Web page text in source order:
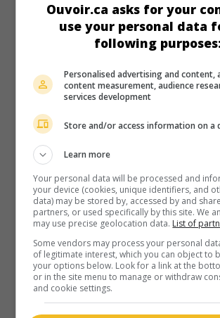
au cinéma sur mes
Georgina Campbell,Jonathan Whitesell,
Dans le sud de la France, l'existence
femme fascinée par le meurtre et
Durée:
110 min.
au cinéma sur mes
Influencer
É.-U. 2022. Thrillerde Kurtis David
Saper ,Emily Tennant,Cassandra Naud .
en solitaire en Thaïlande, une jeune
Ouvoir.ca asks for your
use your personal data
following
Personalised advertising and content,
content measurement, audience
services development
Store and/or access information on a
Learn more
Your personal data will be processed and
your device (cookies, unique identifiers, and
data) may be stored by, accessed by and
partners, or used specifically by this site. We
may use precise geolocation data. List of
Some vendors may process your personal
of legitimate interest, which you can object to
your options below. Look for a link at the
or in the site menu to manage or withdraw
and cookie settings.